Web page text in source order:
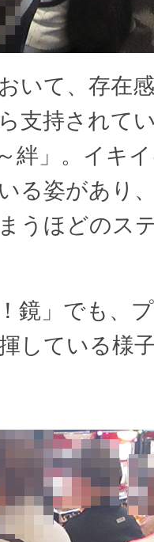
いて、存在
支持されて
絆」。イキ
る姿があり
うほどのス
鏡」でも、
している様